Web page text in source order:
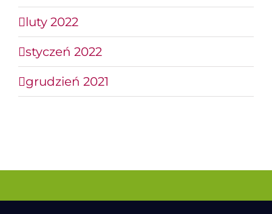
luty 2022
styczeń 2022
grudzień 2021